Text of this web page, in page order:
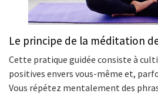
Le principe de la méditation
Cette pratique guidée consiste à
positives envers vous-même et,
Vous répétez mentalement des